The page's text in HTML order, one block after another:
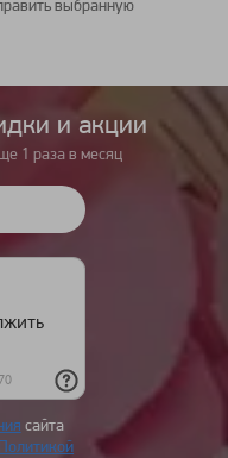
выбранную
и акции
1 раза в месяц
сайта
Политикой